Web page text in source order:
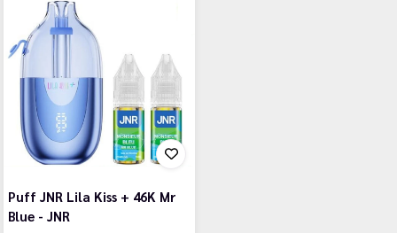
Puff JNR Lila Kiss + 46K Mr
Blue - JNR